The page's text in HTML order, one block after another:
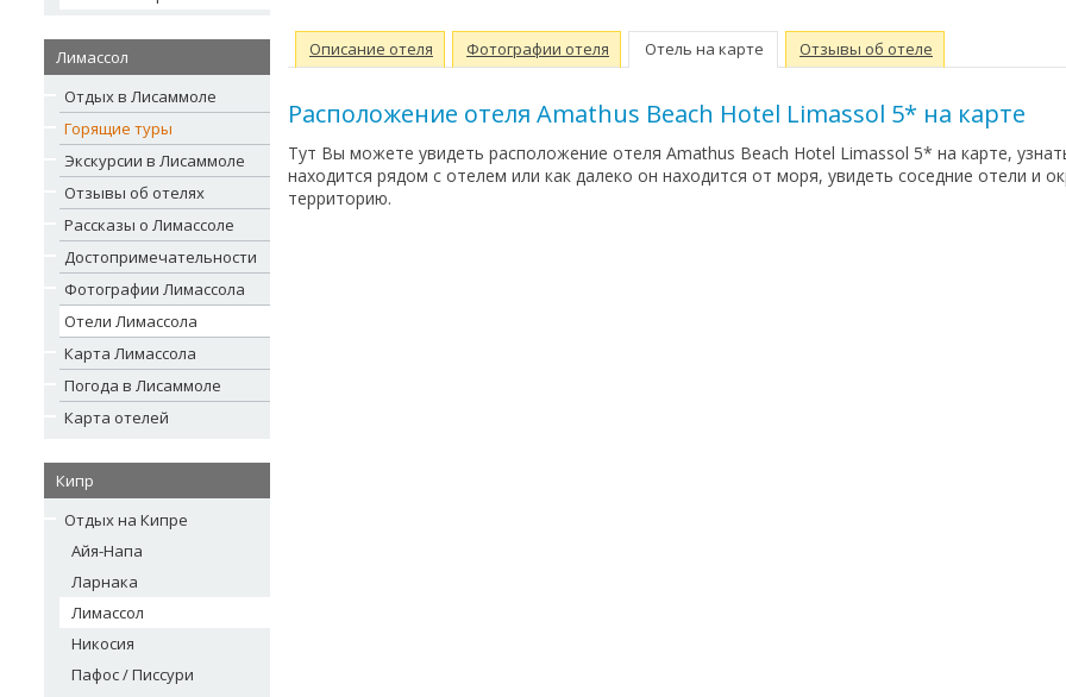
Лимассол
Отдых в Лисаммоле
Горящие туры
Экскурсии в Лисаммоле
Отзывы об отелях
Рассказы о Лимассоле
Достопримечательности
Фотографии Лимассола
Отели Лимассола
Карта Лимассола
Погода в Лисаммоле
Карта отелей
Кипр
Отдых на Кипре
Айя-Напа
Ларнака
Лимассол
Никосия
Пафос / Писсури
Описание отеля Фотографии отеля Отель на карте Отзывы об отеле
Расположение отеля Amathus Beach Hotel Limassol 5* на карте
Тут Вы можете увидеть расположение отеля Amathus Beach Hotel Limassol 5* на карте,
находится рядом с отелем или как далеко он находится от моря, увидеть соседние отели и
территорию.